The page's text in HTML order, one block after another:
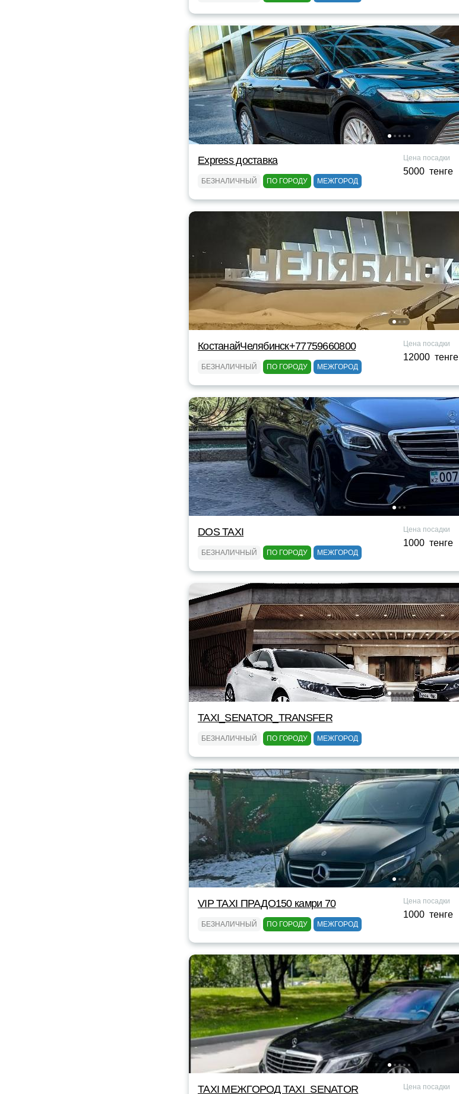
Express доставка
БЕЗНАЛИЧНЫЙ ПО ГОРОДУ МЕЖГОРОД
Цена посадки
5000 тенге
КостанайЧелябинск+77759660800
БЕЗНАЛИЧНЫЙ ПО ГОРОДУ МЕЖГОРОД
Цена посадки
12000 тенге
DOS TAXI
БЕЗНАЛИЧНЫЙ ПО ГОРОДУ МЕЖГОРОД
Цена посадки
1000 тенге
TAXI_SENATOR_TRANSFER
БЕЗНАЛИЧНЫЙ ПО ГОРОДУ МЕЖГОРОД
VIP TAXI ПРАДО150 камри 70
БЕЗНАЛИЧНЫЙ ПО ГОРОДУ МЕЖГОРОД
Цена посадки
1000 тенге
TAXI МЕЖГОРОД TAXI_SENATOR Цена посадки